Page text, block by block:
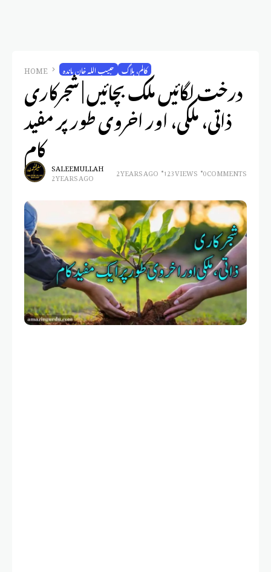
HOME حبیب اللہ خان پاندہ کالم، بلاگ
درخت لگائیں ملک بچائیں | شجرکاری
ذاتی، ملکی، اور اخروی طور پر مفید
کام SALEEM ULLAH
2 YEARS AGO 2 YEARS AGO 123 VIEWS 0 COMMENTS